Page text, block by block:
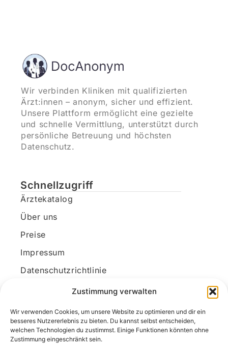
Zustimmung verwalten
Wir verwenden Cookies, um unsere Website zu optimieren und dir ein
besseres Nutzererlebnis zu bieten. Du kannst selbst entscheiden,
welchen Technologien du zustimmst. Einige Funktionen könnten ohne
Zustimmung eingeschränkt sein.
Wir verbinden Kliniken mit qualifizierten
Ärzt:innen – anonym, sicher und effizient.
Unsere Plattform ermöglicht eine gezielte
und schnelle Vermittlung, unterstützt durch
persönliche Betreuung und höchsten
Datenschutz.
Schnellzugriff
Ärztekatalog
Über uns
Preise
Impressum
Datenschutzrichtlinie
Kundenkonto
Unsere Kontaktdaten
E-Mail: kontakt@docanonym.com